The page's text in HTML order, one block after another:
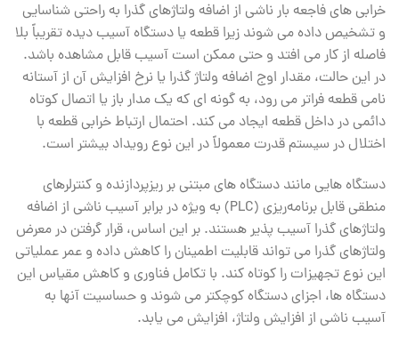
خرابی‌ های فاجعه ‌بار ناشی از اضافه ولتاژهای گذرا به راحتی شناسایی
و تشخیص داده می ‌شوند زیرا قطعه یا دستگاه آسیب ‌دیده تقریباً بلا
فاصله از کار می ‌افتد و حتی ممکن است آسیب قابل مشاهده باشد.
در این حالت، مقدار اوج اضافه ولتاژ گذرا یا نرخ افزایش آن از آستانه
نامی قطعه فراتر می‌ رود، به گونه ‌ای که یک مدار باز یا اتصال کوتاه
دائمی در داخل قطعه ایجاد می‌ کند. احتمال ارتباط خرابی قطعه با
اختلال در سیستم قدرت معمولاً در این نوع رویداد بیشتر است.
دستگاه‌ هایی مانند دستگاه‌ های مبتنی بر ریزپردازنده و کنترلرهای
منطقی قابل برنامه‌ریزی (PLC) به ویژه در برابر آسیب ناشی از اضافه
ولتاژهای گذرا آسیب ‌پذیر هستند. بر این اساس، قرار گرفتن در معرض
ولتاژهای گذرا می ‌تواند قابلیت اطمینان را کاهش داده و عمر عملیاتی
این نوع تجهیزات را کوتاه کند. با تکامل فناوری و کاهش مقیاس این
دستگاه‌ ها، اجزای دستگاه کوچکتر می‌ شوند و حساسیت آنها به
آسیب ناشی از افزایش ولتاژ، افزایش می ‌یابد.